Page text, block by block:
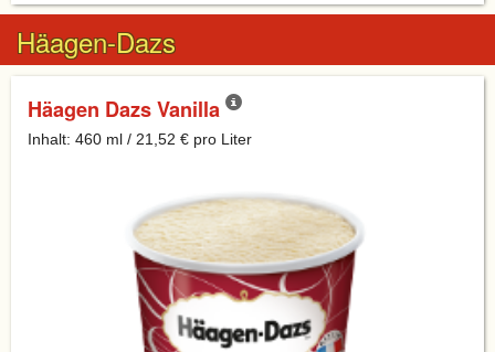
Häagen-Dazs
Häagen Dazs Vanilla
Inhalt: 460 ml / 21,52 € pro Liter